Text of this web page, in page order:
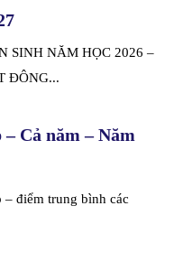
SINH NĂM HỌC 2026 –
ĐÔNG...
Cả năm – Năm
điểm trung bình các